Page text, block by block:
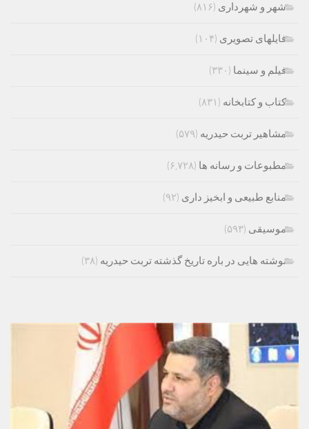
شهر و شهرداری (۸۱۶)
فایلهای تصویری (۱۰۴)
فیلم و سینما (۳۳۰)
کتاب و کتابخانه (۸۳۱)
مشاهیر تربت حیدریه (۵۷۹)
مطبوعات و رسانه ها (۶,۷۲۸)
منابع طبیعی و ابخیز داری (۹۲)
موسیقی (۵۹۳)
نوشته هایی در باره تاریخ گذشته تربت حیدریه (۳۸)